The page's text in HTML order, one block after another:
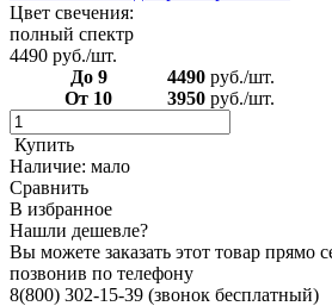
Цвет свечения:
полный спектр
4490 руб./шт.
До 9
4490 руб./шт.
От 10
3950 руб./шт.
Купить
Наличие: мало
Сравнить
В избранное
Нашли дешевле?
Вы можете заказать этот товар прямо
позвонив по телефону
8(800) 302-15-39 (звонок бесплатный)